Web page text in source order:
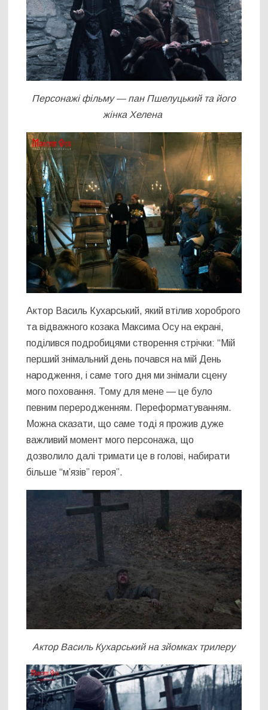
Персонажі фільму — пан Пшелуцький та його
жінка Хелена
Актор Василь Кухарський, який втілив хороброго
та відважного козака Максима Осу на екрані,
поділився подробицями створення стрічки: “Мій
перший знімальний день почався на мій День
народження, і саме того дня ми знімали сцену
мого поховання. Тому для мене — це було
певним переродженням. Переформатуванням.
Можна сказати, що саме тоді я прожив дуже
важливий момент мого персонажа, що
дозволило далі тримати це в голові, набирати
більше “м’язів” героя”.
Актор Василь Кухарський на зйомках трилеру